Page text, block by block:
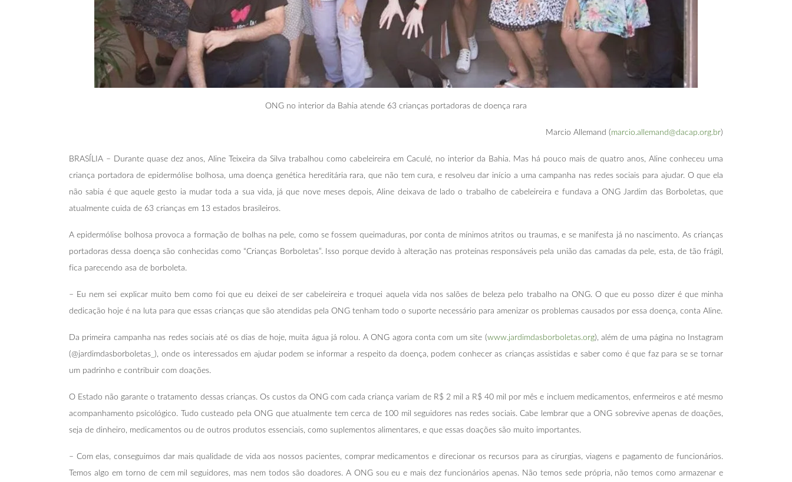
ONG no interior da Bahia atende 63 crianças portadoras de doença rara
Marcio Allemand (marcio.allemand@dacap.org.br)
BRASÍLIA – Durante quase dez anos, Aline Teixeira da Silva trabalhou como cabeleireira em Caculé, no interior da Bahia. Mas há pouco mais de quatro anos, Aline conheceu uma
criança portadora de epidermólise bolhosa, uma doença genética hereditária rara, que não tem cura, e resolveu dar início a uma campanha nas redes sociais para ajudar. O que ela
não sabia é que aquele gesto ia mudar toda a sua vida, já que nove meses depois, Aline deixava de lado o trabalho de cabeleireira e fundava a ONG Jardim das Borboletas, que
atualmente cuida de 63 crianças em 13 estados brasileiros.
A epidermólise bolhosa provoca a formação de bolhas na pele, como se fossem queimaduras, por conta de mínimos atritos ou traumas, e se manifesta já no nascimento. As crianças
portadoras dessa doença são conhecidas como “Crianças Borboletas”. Isso porque devido à alteração nas proteínas responsáveis pela união das camadas da pele, esta, de tão frágil,
fica parecendo asa de borboleta.
– Eu nem sei explicar muito bem como foi que eu deixei de ser cabeleireira e troquei aquela vida nos salões de beleza pelo trabalho na ONG. O que eu posso dizer é que minha
dedicação hoje é na luta para que essas crianças que são atendidas pela ONG tenham todo o suporte necessário para amenizar os problemas causados por essa doença, conta Aline.
Da primeira campanha nas redes sociais até os dias de hoje, muita água já rolou. A ONG agora conta com um site (www.jardimdasborboletas.org), além de uma página no Instagram
(@jardimdasborboletas_), onde os interessados em ajudar podem se informar a respeito da doença, podem conhecer as crianças assistidas e saber como é que faz para se se tornar
um padrinho e contribuir com doações.
O Estado não garante o tratamento dessas crianças. Os custos da ONG com cada criança variam de R$ 2 mil a R$ 40 mil por mês e incluem medicamentos, enfermeiros e até mesmo
acompanhamento psicológico. Tudo custeado pela ONG que atualmente tem cerca de 100 mil seguidores nas redes sociais. Cabe lembrar que a ONG sobrevive apenas de doações,
seja de dinheiro, medicamentos ou de outros produtos essenciais, como suplementos alimentares, e que essas doações são muito importantes.
– Com elas, conseguimos dar mais qualidade de vida aos nossos pacientes, comprar medicamentos e direcionar os recursos para as cirurgias, viagens e pagamento de funcionários.
Temos algo em torno de cem mil seguidores, mas nem todos são doadores. A ONG sou eu e mais dez funcionários apenas. Não temos sede própria, não temos como armazenar e